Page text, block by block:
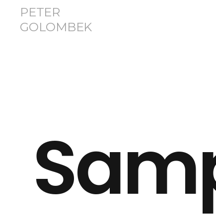
PETER
GOLOMBEK
Sam